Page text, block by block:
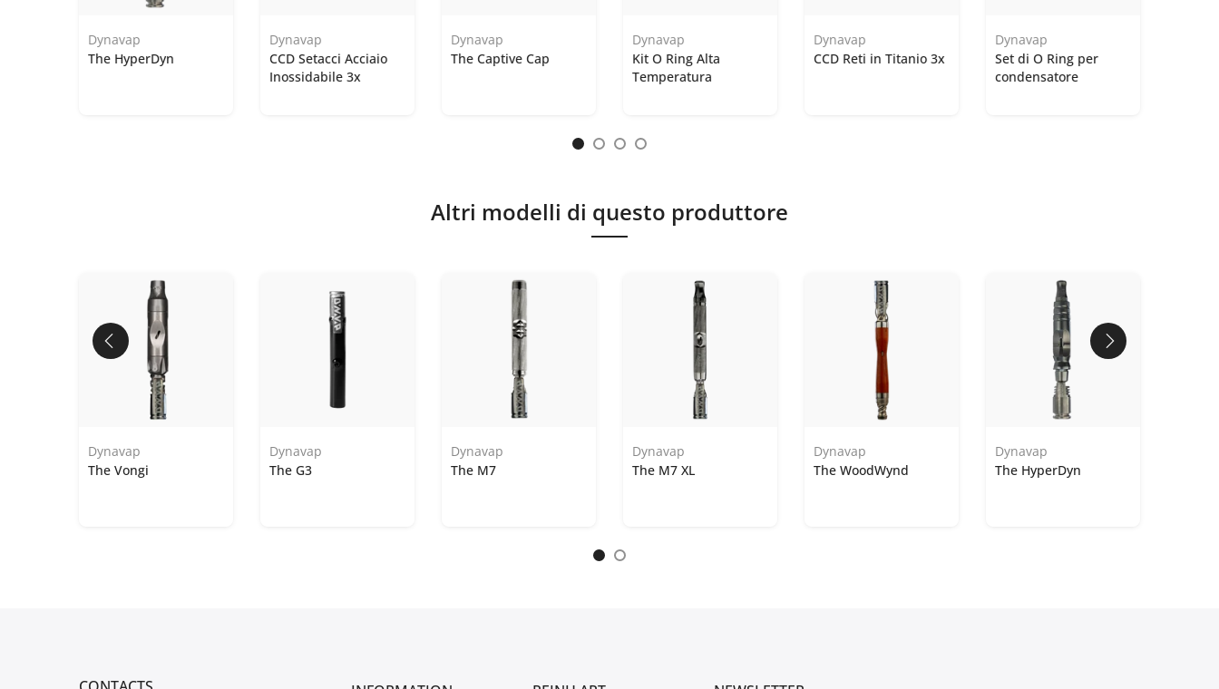
Dynavap
The HyperDyn
Dynavap
CCD Setacci Acciaio
Inossidabile 3x
Dynavap
The Captive Cap
Dynavap
Kit O Ring Alta
Temperatura
Dynavap
CCD Reti in Titanio 3x
Dynavap
Set di O Ring per
condensatore
Altri modelli di questo produttore
Dynavap
The Vongi
Dynavap
The G3
Dynavap
The M7
Dynavap
The M7 XL
Dynavap
The WoodWynd
Dynavap
The HyperDyn